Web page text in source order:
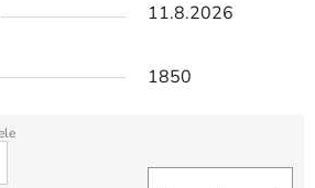
11.8.2026
1850